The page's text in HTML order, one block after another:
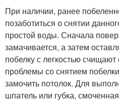
При наличии, ранее
позаботиться о снятии
простой воды. Сначала
замачивается, а затем
побелку с легкостью
проблемы со снятием
замочить потолок. Для
шпатель или губка,